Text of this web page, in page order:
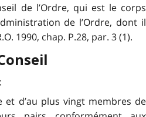
de l’Ordre, qui est le corps
de l’Ordre, dont il
1990, chap. P.28, par. 3 (1).
et d’au plus vingt membres de